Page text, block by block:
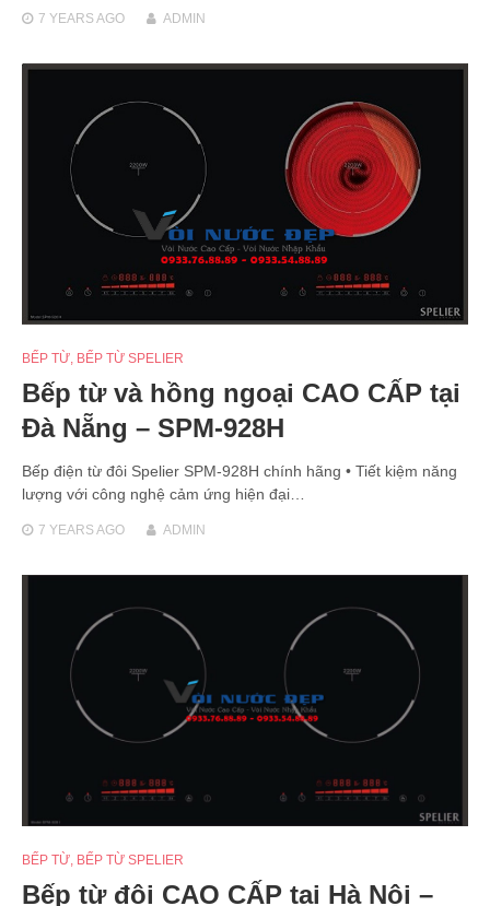
7 YEARSAGO ADMIN
BẾP TỪ, BẾP TỪ SPELIER
Bếp từ và hồng ngoại CAO CẤP tại
Đà Nẵng – SPM-928H
Bếp điện từ đôi Spelier SPM-928H chính hãng • Tiết kiệm năng
lượng với công nghệ cảm ứng hiện đại…
7 YEARSAGO ADMIN
BẾP TỪ, BẾP TỪ SPELIER
Bếp từ đôi CAO CẤP tại Hà Nội –